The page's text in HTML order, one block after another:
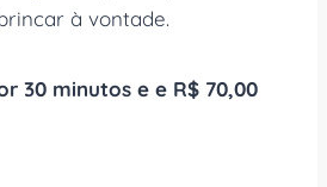
à vontade.
30 minutos e e R$ 70,00